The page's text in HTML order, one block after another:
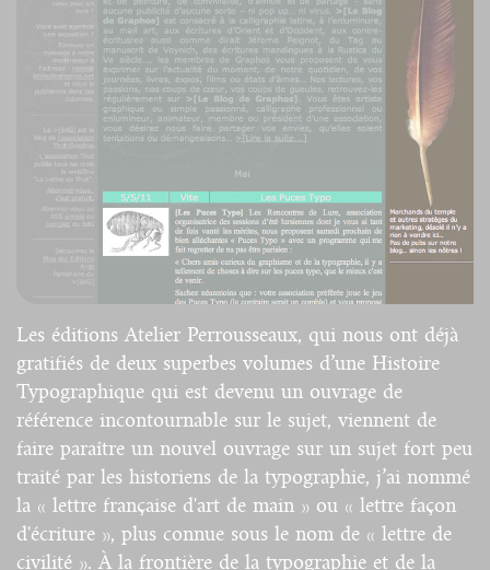
Les éditions Atelier Perrousseaux, qui nous ont déjà
gratifiés de deux superbes volumes d’une Histoire
Typographique qui est devenu un ouvrage de
référence incontournable sur le sujet, viennent de
faire paraître un nouvel ouvrage sur un sujet fort peu
traité par les historiens de la typographie, j’ai nommé
la « lettre française d'art de main » ou « lettre façon
d'écriture », plus connue sous le nom de « lettre de
civilité ». À la frontière de la typographie et de la